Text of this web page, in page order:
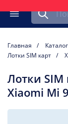
Меню
Найти
Главная Каталог
Лотки SIM карт
Лотки SIM
Xiaomi Mi